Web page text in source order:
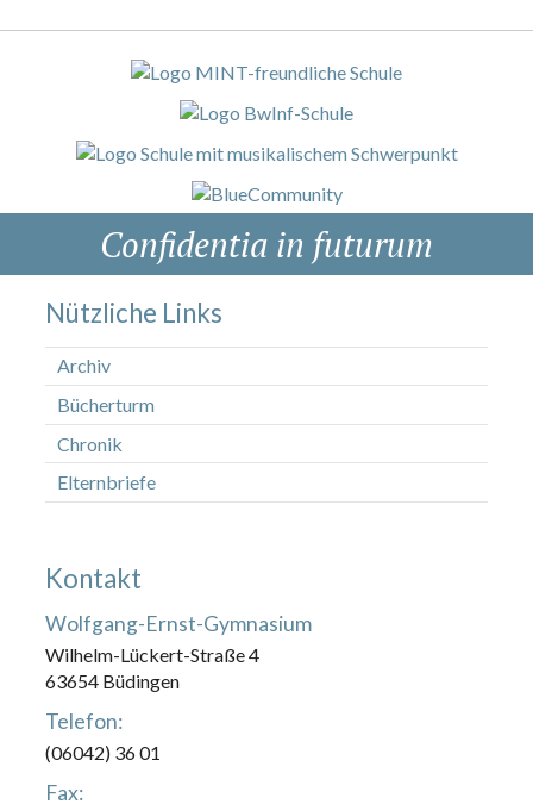
Confidentia in futurum
Nützliche Links
Archiv
Bücherturm
Chronik
Elternbriefe
Kontakt
Wolfgang-Ernst-Gymnasium
Wilhelm-Lückert-Straße 4
63654 Büdingen
Telefon:
(06042) 36 01
Fax: